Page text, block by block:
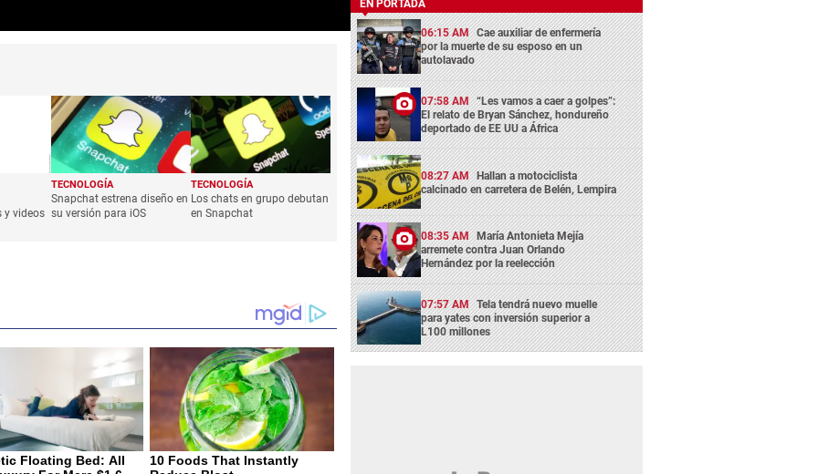
y videos
TECNOLOGÍA
Snapchat estrena diseño en
su versión para iOS
TECNOLOGÍA
Los chats en grupo debutan
en Snapchat
EN PORTADA
06:15 AM Cae auxiliar de enfermería
por la muerte de su esposo en un
autolavado
07:58 AM “Les vamos a caer a golpes”:
El relato de Bryan Sánchez, hondureño
deportado de EE UU a África
08:27 AM Hallan a motociclista
calcinado en carretera de Belén, Lempira
08:35 AM María Antonieta Mejía
arremete contra Juan Orlando
Hernández por la reelección
07:57 AM Tela tendrá nuevo muelle
para yates con inversión superior a
L100 millones